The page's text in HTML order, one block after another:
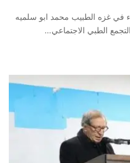
في غزه الطبيب محمد ابو سلميه
الطبي الاجتماعي…